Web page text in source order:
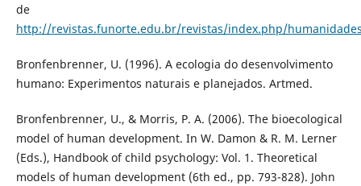
de
http://revistas.funorte.edu.br/revistas/index.php/
Bronfenbrenner, U. (1996). A ecologia do desenvolvimento
humano: Experimentos naturais e planejados. Artmed.
Bronfenbrenner, U., & Morris, P. A. (2006). The bioecological
model of human development. In W. Damon & R. M. Lerner
(Eds.), Handbook of child psychology: Vol. 1. Theoretical
models of human development (6th ed., pp. 793-828). John